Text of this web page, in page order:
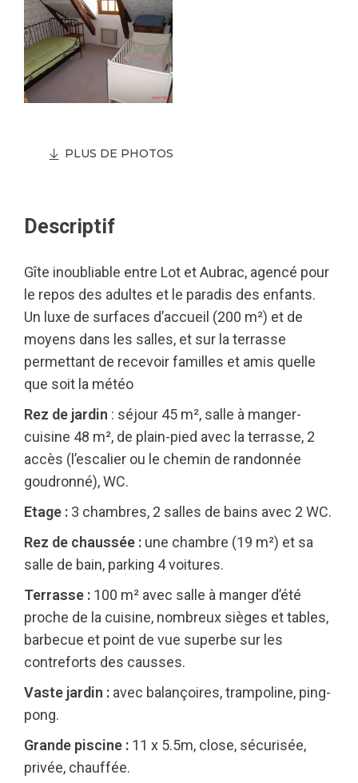
PLUS DE PHOTOS
Descriptif
Gîte inoubliable entre Lot et Aubrac, agencé pour
le repos des adultes et le paradis des enfants.
Un luxe de surfaces d’accueil (200 m²) et de
moyens dans les salles, et sur la terrasse
permettant de recevoir familles et amis quelle
que soit la météo
Rez de jardin : séjour 45 m², salle à manger-
cuisine 48 m², de plain-pied avec la terrasse, 2
accès (l’escalier ou le chemin de randonnée
goudronné), WC.
Etage : 3 chambres, 2 salles de bains avec 2 WC.
Rez de chaussée : une chambre (19 m²) et sa
salle de bain, parking 4 voitures.
Terrasse : 100 m² avec salle à manger d’été
proche de la cuisine, nombreux sièges et tables,
barbecue et point de vue superbe sur les
contreforts des causses.
Vaste jardin : avec balançoires, trampoline, ping-
pong.
Grande piscine : 11 x 5.5m, close, sécurisée,
privée, chauffée.